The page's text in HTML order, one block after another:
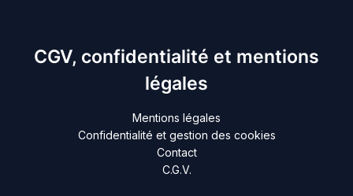
CGV, confidentialité et mentions
légales
Mentions légales
Confidentialité et gestion des cookies
Contact
C.G.V.